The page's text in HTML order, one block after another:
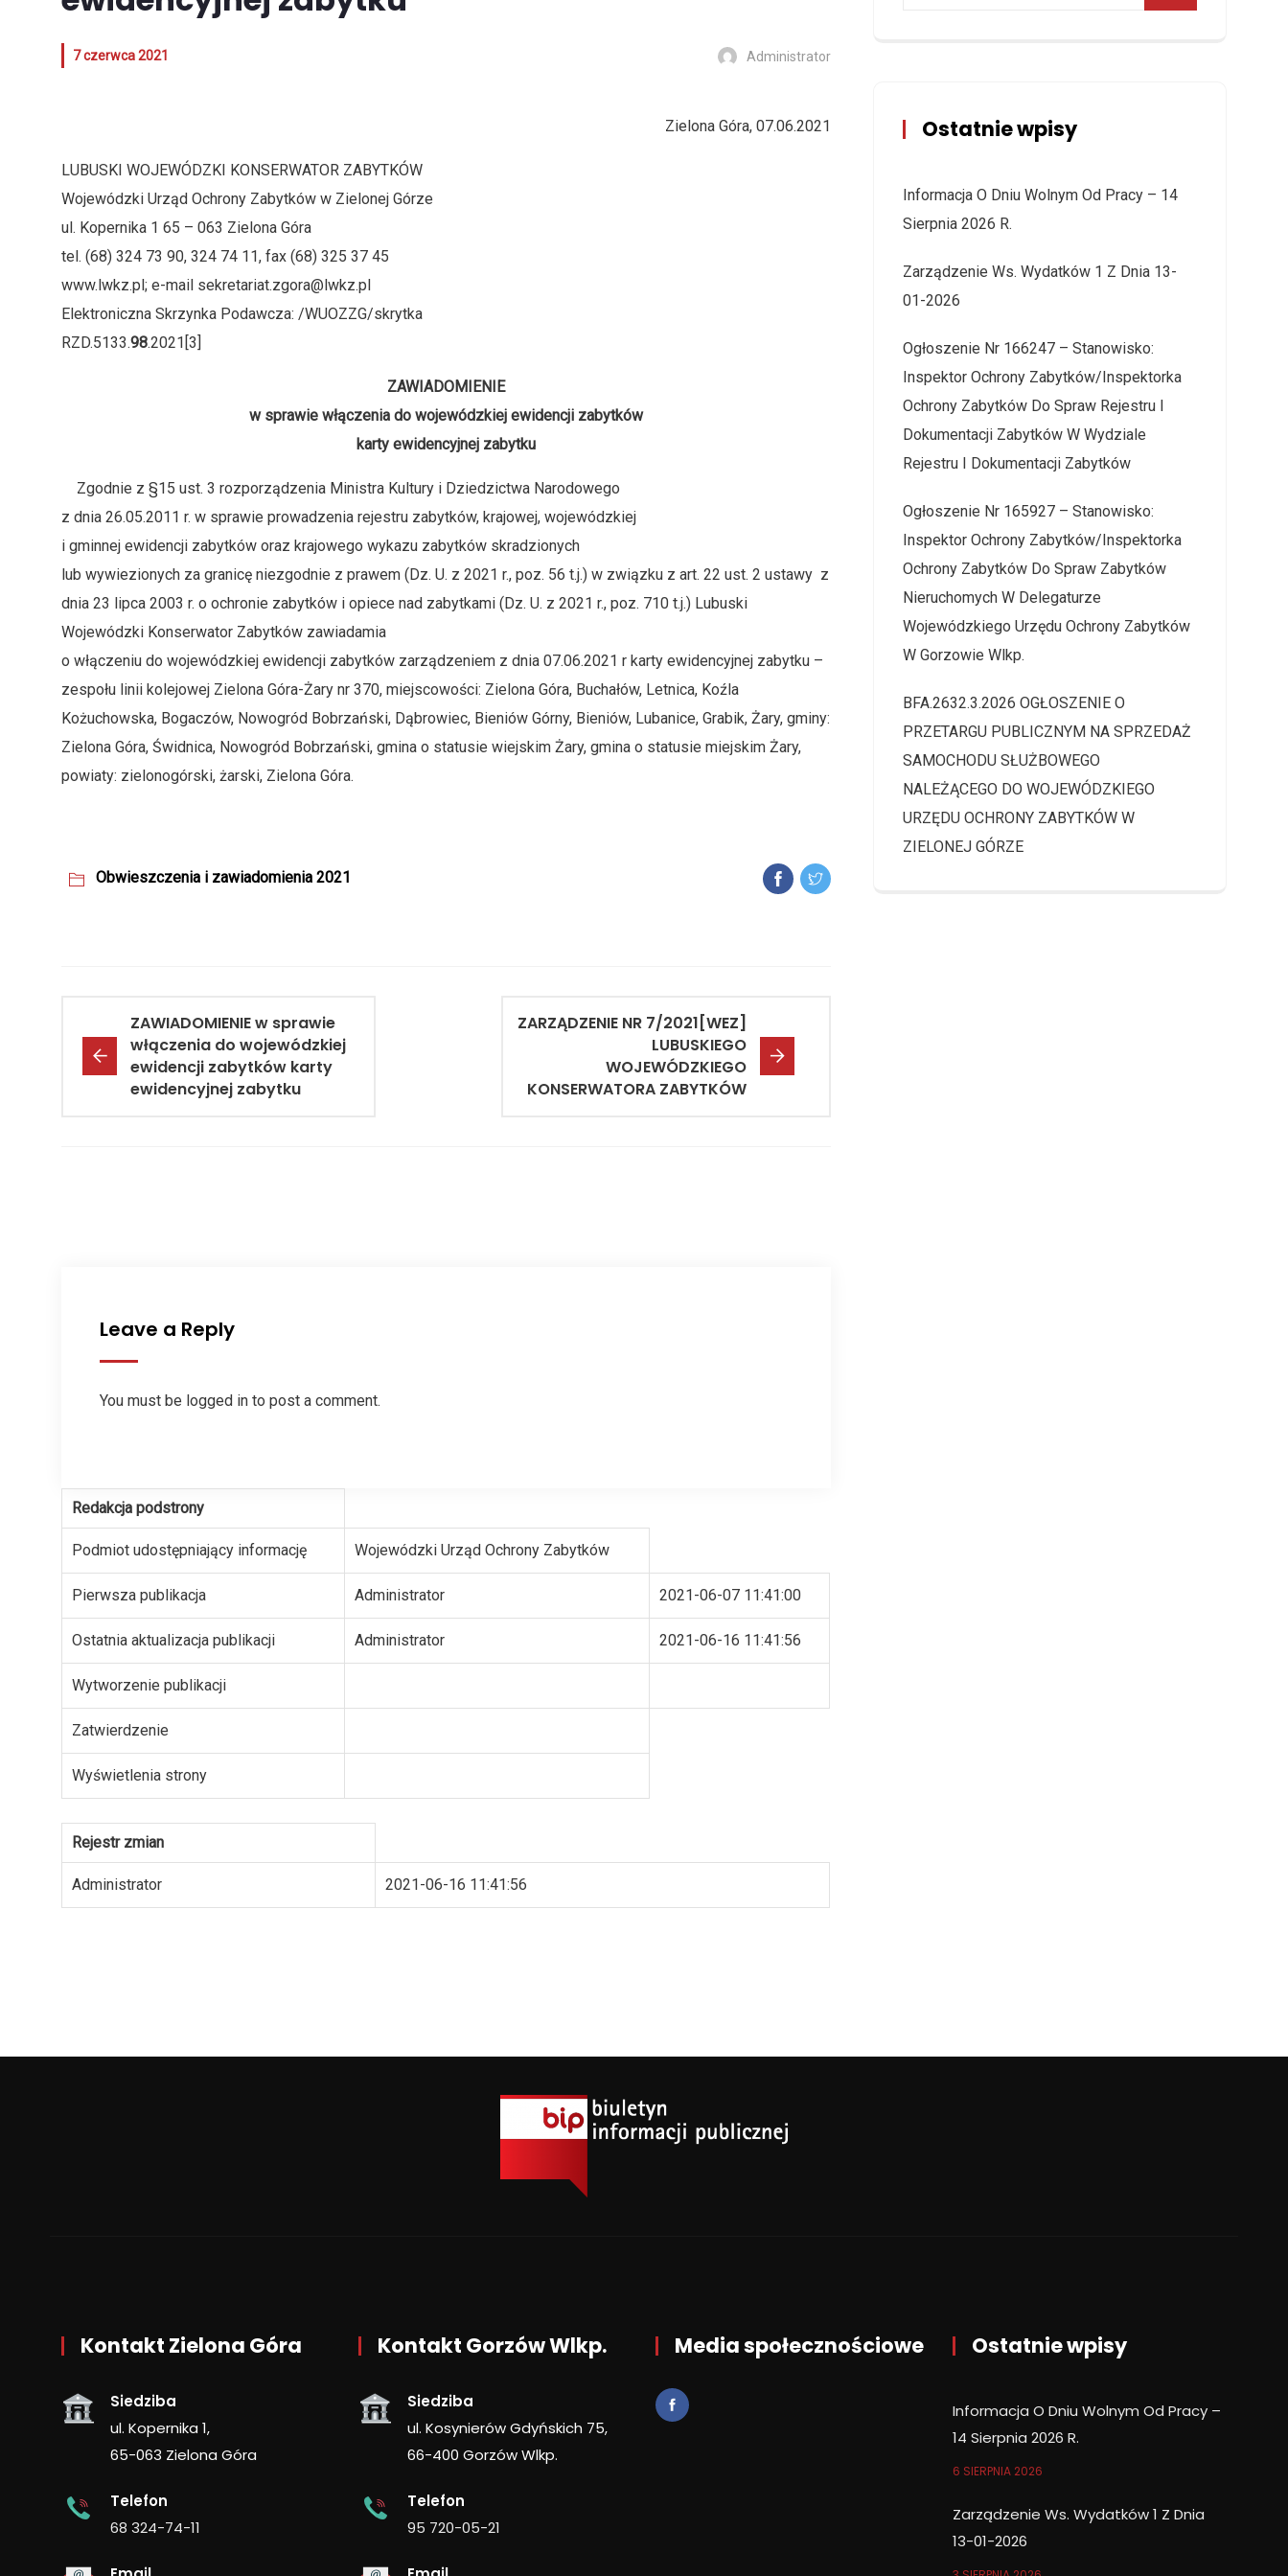
7 czerwca 2021 Administrator
Zielona Góra, 07.06.2021
LUBUSKI WOJEWÓDZKI KONSERWATOR ZABYTKÓW
Wojewódzki Urząd Ochrony Zabytków w Zielonej Górze
ul. Kopernika 1 65 – 063 Zielona Góra
tel. (68) 324 73 90, 324 74 11, fax (68) 325 37 45
www.lwkz.pl; e-mail sekretariat.zgora@lwkz.pl
Elektroniczna Skrzynka Podawcza: /WUOZZG/skrytka
RZD.5133.98.2021[3]
ZAWIADOMIENIE
w sprawie włączenia do wojewódzkiej ewidencji zabytków
karty ewidencyjnej zabytku
Zgodnie z §15 ust. 3 rozporządzenia Ministra Kultury i Dziedzictwa Narodowego
z dnia 26.05.2011 r. w sprawie prowadzenia rejestru zabytków, krajowej, wojewódzkiej
i gminnej ewidencji zabytków oraz krajowego wykazu zabytków skradzionych
lub wywiezionych za granicę niezgodnie z prawem (Dz. U. z 2021 r., poz. 56 t.j.) w związku z art. 22 ust. 2 ustawy z
dnia 23 lipca 2003 r. o ochronie zabytków i opiece nad zabytkami (Dz. U. z 2021 r., poz. 710 t.j.) Lubuski
Wojewódzki Konserwator Zabytków zawiadamia
o włączeniu do wojewódzkiej ewidencji zabytków zarządzeniem z dnia 07.06.2021 r karty ewidencyjnej zabytku –
zespołu linii kolejowej Zielona Góra-Żary nr 370, miejscowości: Zielona Góra, Buchałów, Letnica, Koźla
Kożuchowska, Bogaczów, Nowogród Bobrzański, Dąbrowiec, Bieniów Górny, Bieniów, Lubanice, Grabik, Żary, gminy:
Zielona Góra, Świdnica, Nowogród Bobrzański, gmina o statusie wiejskim Żary, gmina o statusie miejskim Żary,
powiaty: zielonogórski, żarski, Zielona Góra.
Obwieszczenia i zawiadomienia 2021
ZAWIADOMIENIE w sprawie
włączenia do wojewódzkiej
ewidencji zabytków karty
ewidencyjnej zabytku
ZARZĄDZENIE NR 7/2021[WEZ]
LUBUSKIEGO
WOJEWÓDZKIEGO
KONSERWATORA ZABYTKÓW
Leave a Reply
You must be logged in to post a comment.
Redakcja podstrony
Podmiot udostępniający informację Wojewódzki Urząd Ochrony Zabytków
Pierwsza publikacja Administrator 2021-06-07 11:41:00
Ostatnia aktualizacja publikacji Administrator 2021-06-16 11:41:56
Wytworzenie publikacji
Zatwierdzenie
Wyświetlenia strony
Rejestr zmian
Administrator 2021-06-16 11:41:56
Ostatnie wpisy
Informacja O Dniu Wolnym Od Pracy – 14
Sierpnia 2026 R.
Zarządzenie Ws. Wydatków 1 Z Dnia 13-
01-2026
Ogłoszenie Nr 166247 – Stanowisko:
Inspektor Ochrony Zabytków/Inspektorka
Ochrony Zabytków Do Spraw Rejestru I
Dokumentacji Zabytków W Wydziale
Rejestru I Dokumentacji Zabytków
Ogłoszenie Nr 165927 – Stanowisko:
Inspektor Ochrony Zabytków/Inspektorka
Ochrony Zabytków Do Spraw Zabytków
Nieruchomych W Delegaturze
Wojewódzkiego Urzędu Ochrony Zabytków
W Gorzowie Wlkp.
BFA.2632.3.2026 OGŁOSZENIE O
PRZETARGU PUBLICZNYM NA SPRZEDAŻ
SAMOCHODU SŁUŻBOWEGO
NALEŻĄCEGO DO WOJEWÓDZKIEGO
URZĘDU OCHRONY ZABYTKÓW W
ZIELONEJ GÓRZE
Kontakt Zielona Góra
Siedziba
ul. Kopernika 1,
65-063 Zielona Góra
Telefon
68 324-74-11
Kontakt Gorzów Wlkp.
Siedziba
ul. Kosynierów Gdyńskich 75,
66-400 Gorzów Wlkp.
Telefon
95 720-05-21
Media społecznościowe Ostatnie wpisy
Informacja O Dniu Wolnym Od Pracy –
14 Sierpnia 2026 R.
6 SIERPNIA 2026
Zarządzenie Ws. Wydatków 1 Z Dnia
13-01-2026